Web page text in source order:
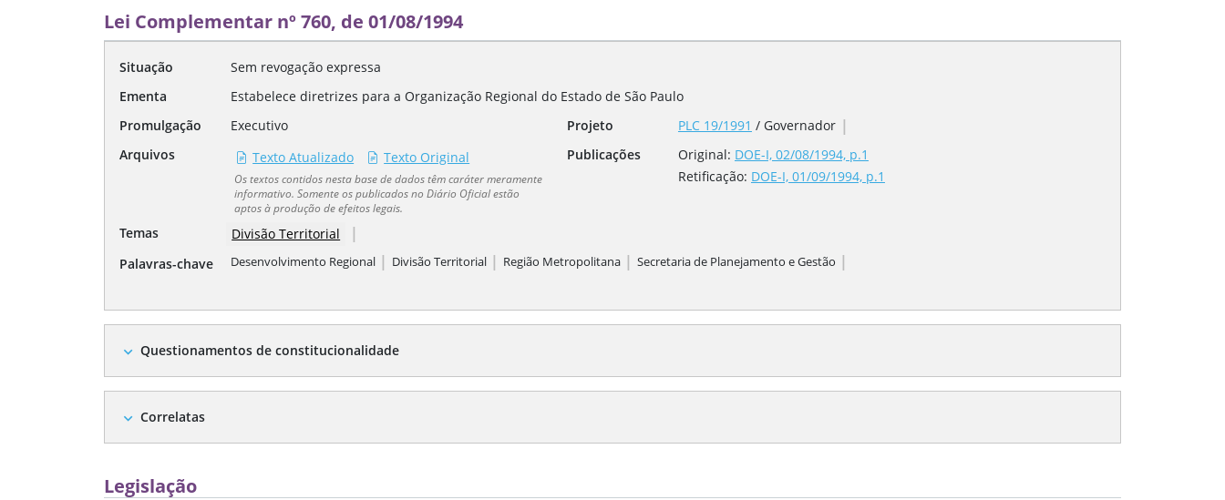
Lei Complementar nº 760, de 01/08/1994
Situação
Sem revogação expressa
Ementa
Estabelece diretrizes para a Organização Regional do Estado de São Paulo
Promulgação
Executivo Projeto PLC 19/1991 / Governador |
Arquivos Texto Atualizado Texto Original
Os textos contidos nesta base de dados têm caráter meramente
informativo. Somente os publicados no Diário Oficial estão
aptos à produção de efeitos legais.
Publicações Original: DOE-I, 02/08/1994, p.1
Retificação: DOE-I, 01/09/1994, p.1
Temas Divisão Territorial |
Palavras-chave Desenvolvimento Regional | Divisão Territorial | Região Metropolitana | Secretaria de Planejamento e Gestão |
expand_more Questionamentos de constitucionalidade
expand_more Correlatas
Legislação